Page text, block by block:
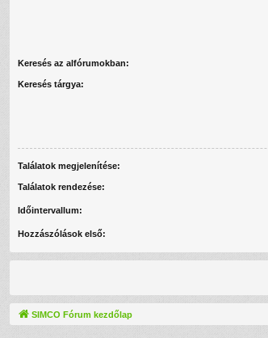
Keresés az alfórumokban:
Keresés tárgya:
Találatok megjelenítése:
Találatok rendezése:
Időintervallum:
Hozzászólások első:
SIMCO Fórum kezdőlap